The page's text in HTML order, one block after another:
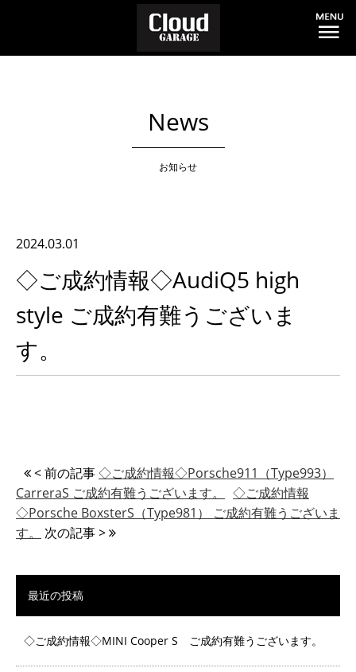
News
お知らせ
2024.03.01
◇ご成約情報◇AudiQ5 high
style ご成約有難うございま
す。
< 前の記事◇ご成約情報◇Porsche911（Type993）
CarreraS ご成約有難うございます。
◇ご成約情報
◇Porsche BoxsterS（Type981） ご成約有難うございま
す。
次の記事 >
最近の投稿
◇ご成約情報◇MINI Cooper S ご成約有難うございます。